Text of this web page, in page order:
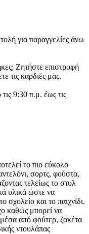
για παραγγελίες άνω
Ζητήστε επιστροφή
τις καρδιές μας.
9:30 π.μ. έως τις
το πιο εύκολο
σορτς, φούστα,
τελείως το στυλ
υλικά ώστε να
σχολείο και το παιχνίδι.
καθώς μπορεί να
από φούτερ, ζακέτα
ντουλάπας